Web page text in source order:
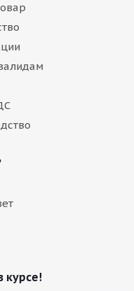
курсе!